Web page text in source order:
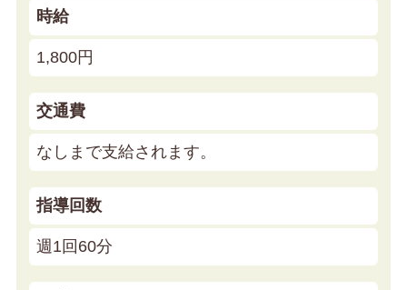
時給
1,800円
交通費
なしまで支給されます。
指導回数
週1回60分